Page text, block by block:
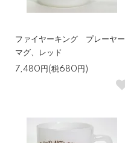
ファイヤーキング プレーヤー
マグ、レッド
7,480円(税680円)